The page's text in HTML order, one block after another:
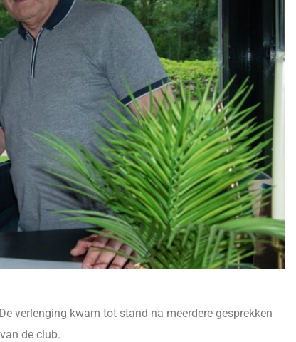
verlenging kwam tot stand na meerdere gesprekken
de club.